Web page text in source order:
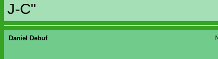
J-C"
Daniel Debuf